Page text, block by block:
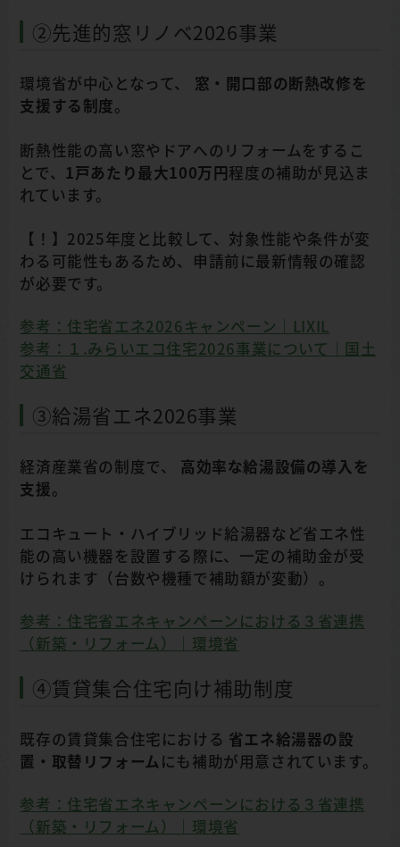
②先進的窓リノベ2026事業
環境省が中心となって、 窓・開口部の断熱改修を
支援する制度。
断熱性能の高い窓やドアへのリフォームをするこ
とで、 1戸あたり最大100万円程度の補助が見込ま
れています。
【！】2025年度と比較して、対象性能や条件が変
わる可能性もあるため、申請前に最新情報の確認
が必要です。
参考：住宅省エネ2026キャンペーン｜LIXIL
参考：１.みらいエコ住宅2026事業について｜国土
交通省
③給湯省エネ2026事業
経済産業省の制度で、 高効率な給湯設備の導入を
支援。
エコキュート・ハイブリッド給湯器など省エネ性
能の高い機器を設置する際に、一定の補助金が受
けられます（台数や機種で補助額が変動）。
参考：住宅省エネキャンペーンにおける３省連携
（新築・リフォーム）｜環境省
④賃貸集合住宅向け補助制度
既存の賃貸集合住宅における 省エネ給湯器の設
置・取替リフォーム にも補助が用意されています。
参考：住宅省エネキャンペーンにおける３省連携
（新築・リフォーム）｜環境省